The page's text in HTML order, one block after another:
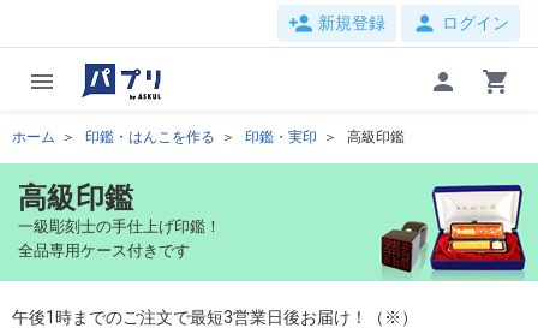
person_add 新規登録 person ログイン
menu person shopping_cart
ホーム 印鑑・はんこを作る 印鑑・実印 高級印鑑
高級印鑑
一級彫刻士の手仕上げ印鑑！
全品専用ケース付きです
午後1時までのご注文で最短3営業日後お届け！（※）